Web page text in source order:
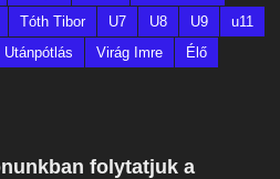
Tóth Tibor U7 U8 U9
u11
Utánpótlás Virág Imre
Élő
folytatjuk a